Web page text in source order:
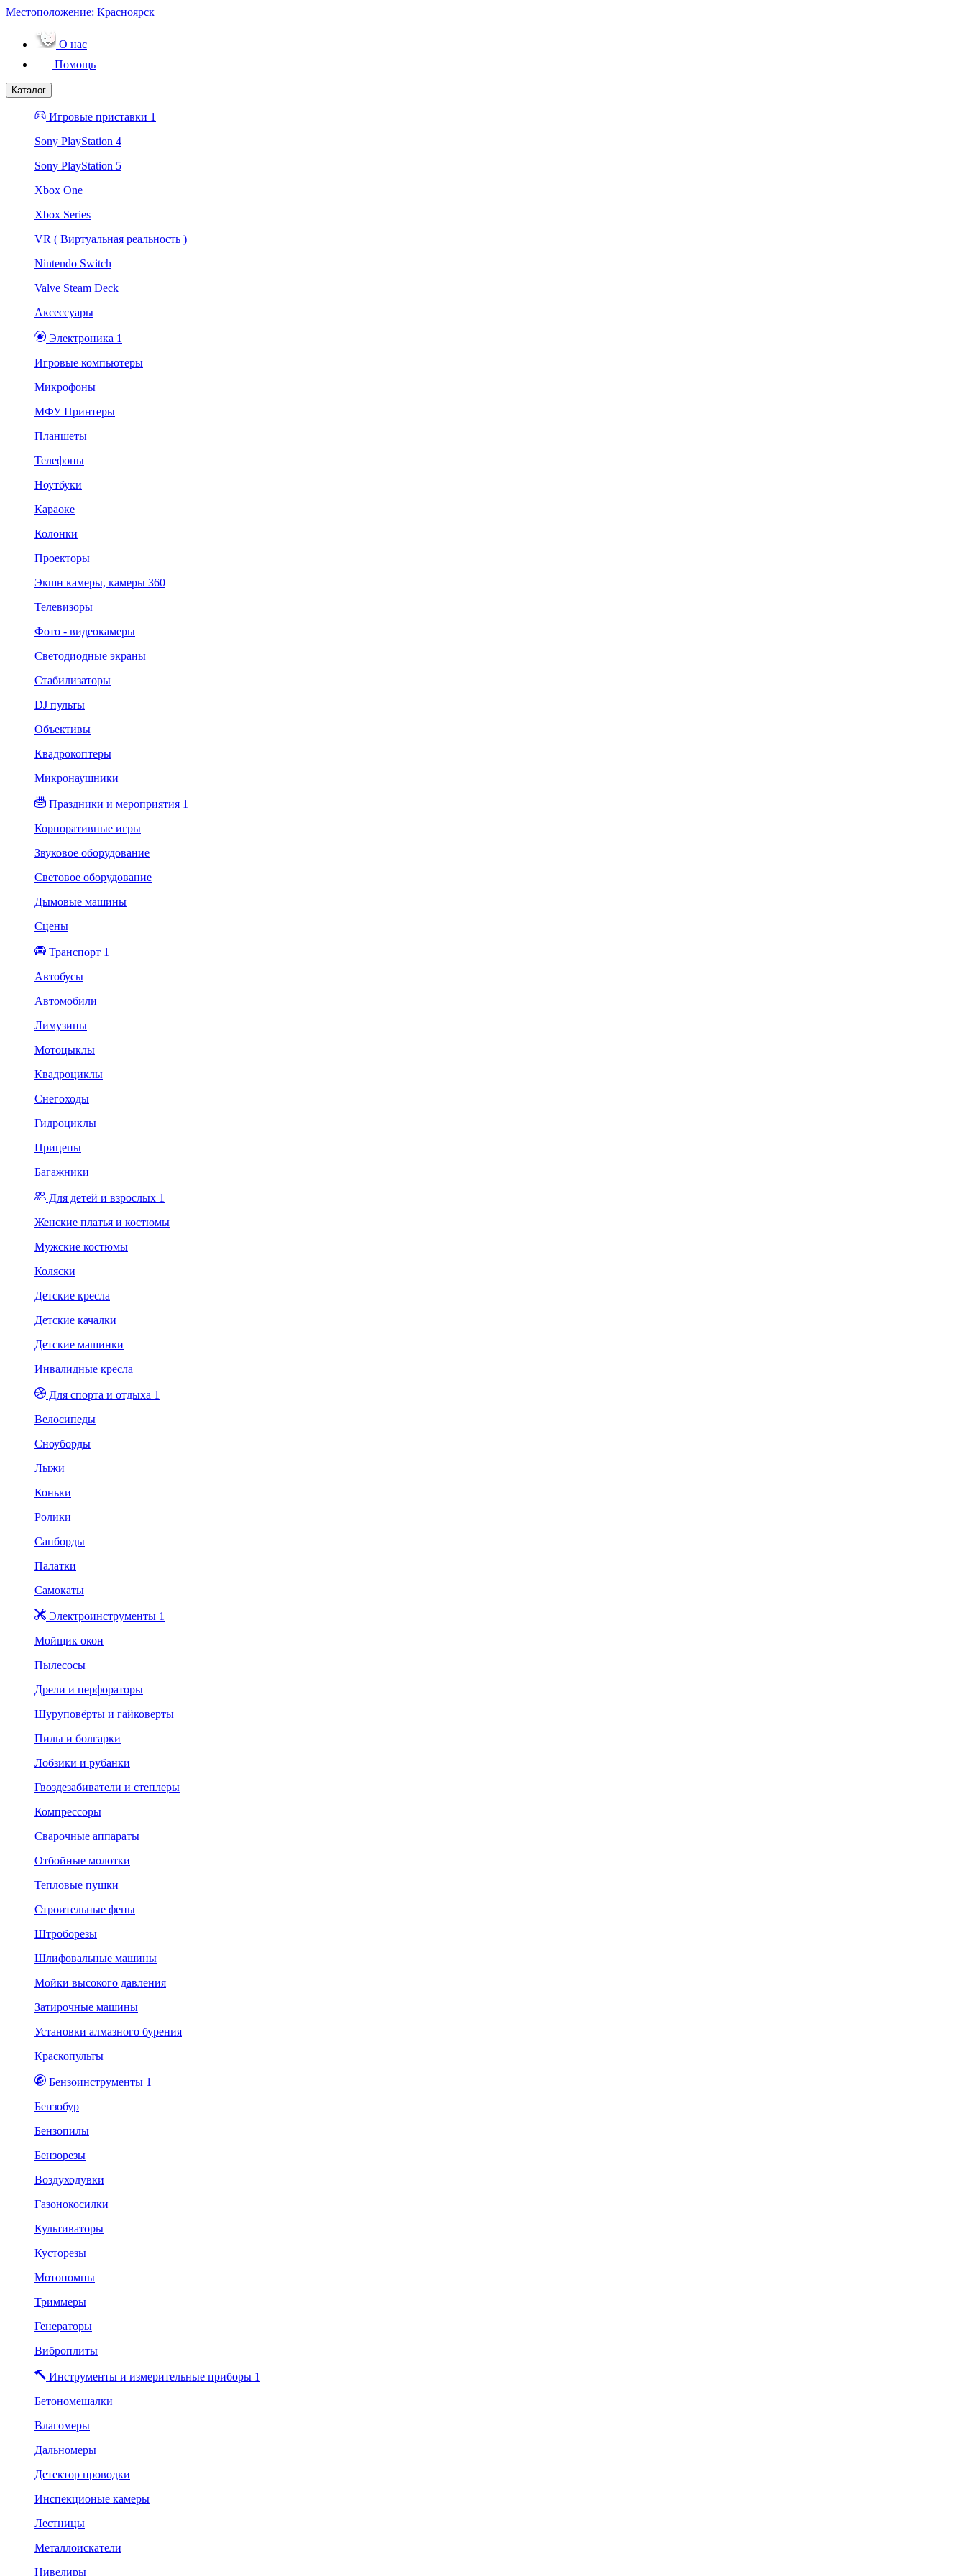
Местоположение: Красноярск
О нас
Помощь
Каталог
Игровые приставки 1
Sony PlayStation 4
Sony PlayStation 5
Xbox One
Xbox Series
VR ( Виртуальная реальность )
Nintendo Switch
Valve Steam Deck
Аксессуары
Электроника 1
Игровые компьютеры
Микрофоны
МФУ Принтеры
Планшеты
Телефоны
Ноутбуки
Караоке
Колонки
Проекторы
Экшн камеры, камеры 360
Телевизоры
Фото - видеокамеры
Светодиодные экраны
Стабилизаторы
DJ пульты
Объективы
Квадрокоптеры
Микронаушники
Праздники и мероприятия 1
Корпоративные игры
Звуковое оборудование
Световое оборудование
Дымовые машины
Сцены
Транспорт 1
Автобусы
Автомобили
Лимузины
Мотоцыклы
Квадроциклы
Снегоходы
Гидроциклы
Прицепы
Багажники
Для детей и взрослых 1
Женские платья и костюмы
Мужские костюмы
Коляски
Детские кресла
Детские качалки
Детские машинки
Инвалидные кресла
Для спорта и отдыха 1
Велосипеды
Сноуборды
Лыжи
Коньки
Ролики
Сапборды
Палатки
Самокаты
Электроинструменты 1
Мойщик окон
Пылесосы
Дрели и перфораторы
Шуруповёрты и гайковерты
Пилы и болгарки
Лобзики и рубанки
Гвоздезабиватели и степлеры
Компрессоры
Сварочные аппараты
Отбойные молотки
Тепловые пушки
Строительные фены
Штроборезы
Шлифовальные машины
Мойки высокого давления
Затирочные машины
Установки алмазного бурения
Краскопульты
Бензоинструменты 1
Бензобур
Бензопилы
Бензорезы
Воздуходувки
Газонокосилки
Культиваторы
Кусторезы
Мотопомпы
Триммеры
Генераторы
Виброплиты
Инструменты и измерительные приборы 1
Бетономешалки
Влагомеры
Дальномеры
Детектор проводки
Инспекционые камеры
Лестницы
Металлоискатели
Нивелиры